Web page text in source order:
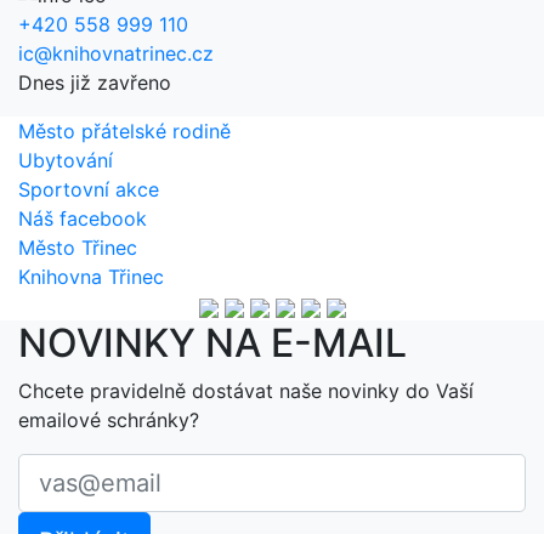
+420 558 999 110
ic@knihovnatrinec.cz
Dnes již zavřeno
Město přátelské rodině
Ubytování
Sportovní akce
Náš facebook
Město Třinec
Knihovna Třinec
NOVINKY NA E-MAIL
Chcete pravidelně dostávat naše novinky do Vaší
emailové schránky?